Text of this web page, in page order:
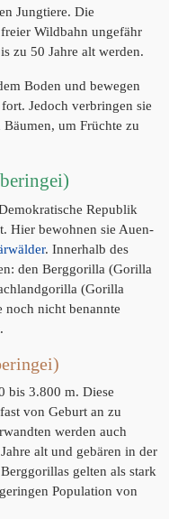
Jungtiere. Die
Wildbahn ungefähr
zu 50 Jahre alt werden.
Boden und bewegen
Jedoch verbringen sie
um Früchte zu
Republik
Hier bewohnen sie Auen-
. Innerhalb des
den Berggorilla (Gorilla
(Gorilla
noch nicht benannte
bis 3.800 m. Diese
von Geburt an zu
werden auch
alt und gebären in der
gelten als stark
Population von